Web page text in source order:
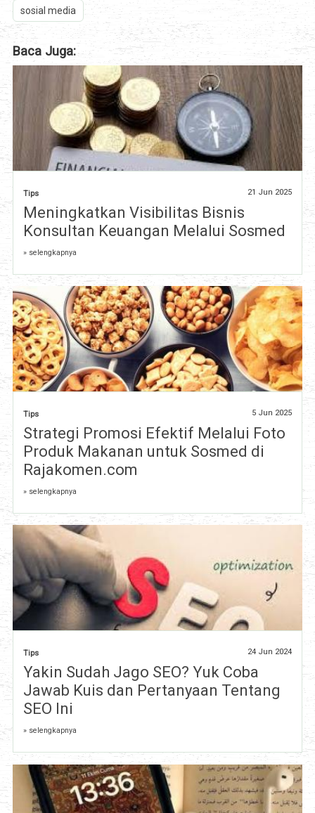
sosial media
Baca Juga:
Tips 21 Jun 2025
Meningkatkan Visibilitas Bisnis
Konsultan Keuangan Melalui Sosmed
» selengkapnya
Tips 5 Jun 2025
Strategi Promosi Efektif Melalui Foto
Produk Makanan untuk Sosmed di
Rajakomen.com
» selengkapnya
Tips 24 Jun 2024
Yakin Sudah Jago SEO? Yuk Coba
Jawab Kuis dan Pertanyaan Tentang
SEO Ini
» selengkapnya